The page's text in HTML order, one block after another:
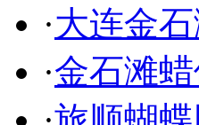
·大连金
·金石滩